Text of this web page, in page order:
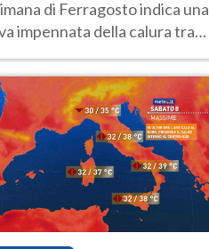
di Ferragosto indica una
impennata della calura tra
al Nord.